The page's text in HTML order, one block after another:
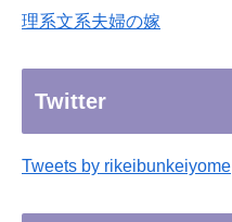
理系文系夫婦の嫁
Twitter
Tweets by rikeibunkeiyome